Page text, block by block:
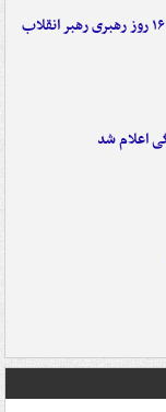
اعلام شد